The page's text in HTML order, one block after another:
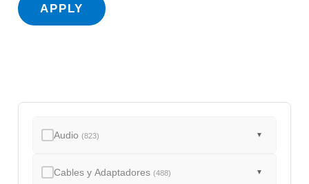
u
APPLY
Audio(823) ▼
Cables y Adaptadores(488) ▼